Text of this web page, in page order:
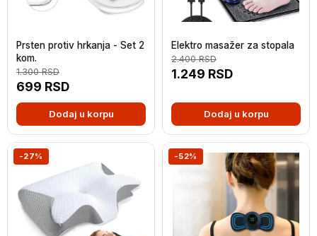
Prsten protiv hrkanja - Set 2
kom.
699 RSD
1.300RSD
Dodaj u korpu
Elektro masažer za stopala
1.249 RSD
2.400RSD
Dodaj u korpu
-27% -52%